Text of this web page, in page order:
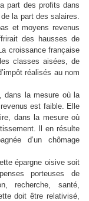
part des profits dans
la part des salaires.
et moyens revenus
des hausses de
croissance française
classes aisées, de
réalisés au nom
dans la mesure où la
est faible. Elle
dans la mesure où
Il en résulte
d’un chômage
épargne oisive soit
porteuses de
recherche, santé,
doit être relativisé,